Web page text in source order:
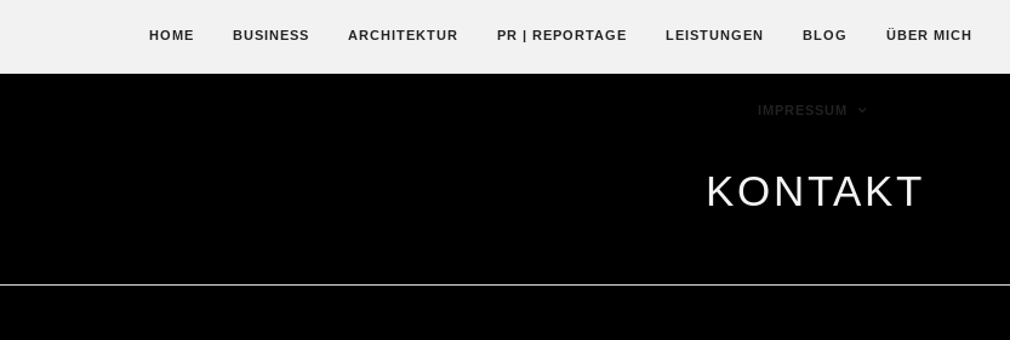
HOME BUSINESS ARCHITEKTUR PR | REPORTAGE LEISTUNGEN BLOG ÜBER MICH
IMPRESSUM
KONTAKT